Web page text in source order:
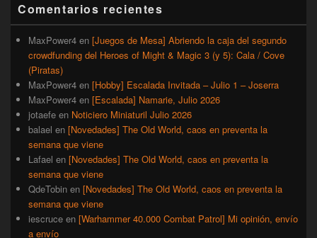
lateral
primaria
Comentarios recientes
MaxPower4 en [Juegos de Mesa] Abriendo la caja del segundo
crowdfunding del Heroes of Might & Magic 3 (y 5): Cala / Cove
(Piratas)
MaxPower4 en [Hobby] Escalada Invitada – Julio 1 – Joserra
MaxPower4 en [Escalada] Namarie, Julio 2026
jotaefe en Noticiero Miniaturil Julio 2026
balael en [Novedades] The Old World, caos en preventa la
semana que viene
Lafael en [Novedades] The Old World, caos en preventa la
semana que viene
QdeTobin en [Novedades] The Old World, caos en preventa la
semana que viene
iescruce en [Warhammer 40.000 Combat Patrol] Mi opinión, envío
a envío